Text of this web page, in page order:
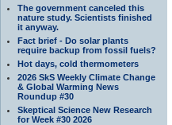
The government canceled this
nature study. Scientists finished
it anyway.
Fact brief - Do solar plants
require backup from fossil fuels?
Hot days, cold thermometers
2026 SkS Weekly Climate Change
& Global Warming News
Roundup #30
Skeptical Science New Research
for Week #30 2026